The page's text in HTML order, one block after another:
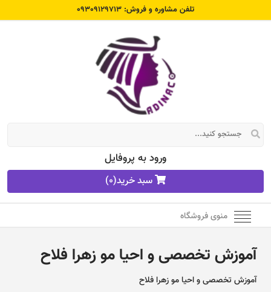
تلفن مشاوره و فروش: 09309129713
ورود به پروفایل
سبد خرید(0)
منوی فروشگاه
آموزش تخصصی و احیا مو زهرا فلاح
آموزش تخصصی و احیا مو زهرا فلاح